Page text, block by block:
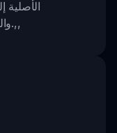
والأصوات تخلق تناغماً مذهلاً من الإثارة.,,